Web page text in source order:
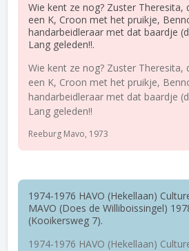
Wie kent ze nog? Zuster Theresita,
een K, Croon met het pruikje,
handarbeidleraar met dat baardje
Lang geleden!!.
Wie kent ze nog? Zuster Theresita,
een K, Croon met het pruikje,
handarbeidleraar met dat baardje
Lang geleden!!
Reeburg Mavo, 1973
1974-1976 HAVO (Hekellaan)
MAVO (Does de Williboissingel)
(Kooikersweg 7).
1974-1976 HAVO (Hekellaan)